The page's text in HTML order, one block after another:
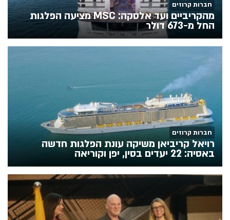
חברות קרוזים
מהקריביים ועד אלסקה: MSC מציעה הפלגות
החל מ-673 דולר
חברות קרוזים
רויאל קריביאן משיקה עונת הפלגות חדשה
באסיה: 22 יעדים בסין, יפן וקוריאה